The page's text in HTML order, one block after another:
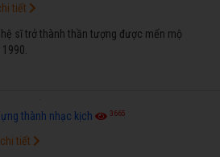
sĩ trở thành thần tượng được mến mộ
tiết
thành nhạc kịch 3665
tiết